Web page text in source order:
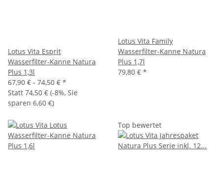
Lotus Vita Esprit
Wasserfilter-Kanne Natura
Plus 1,3l
67,90 € - 74,50 € *
Statt 74,50 € (-8%, Sie
sparen 6,60 €)
Lotus Vita Family
Wasserfilter-Kanne Natura
Plus 1,7l
79,80 € *
Top bewertet